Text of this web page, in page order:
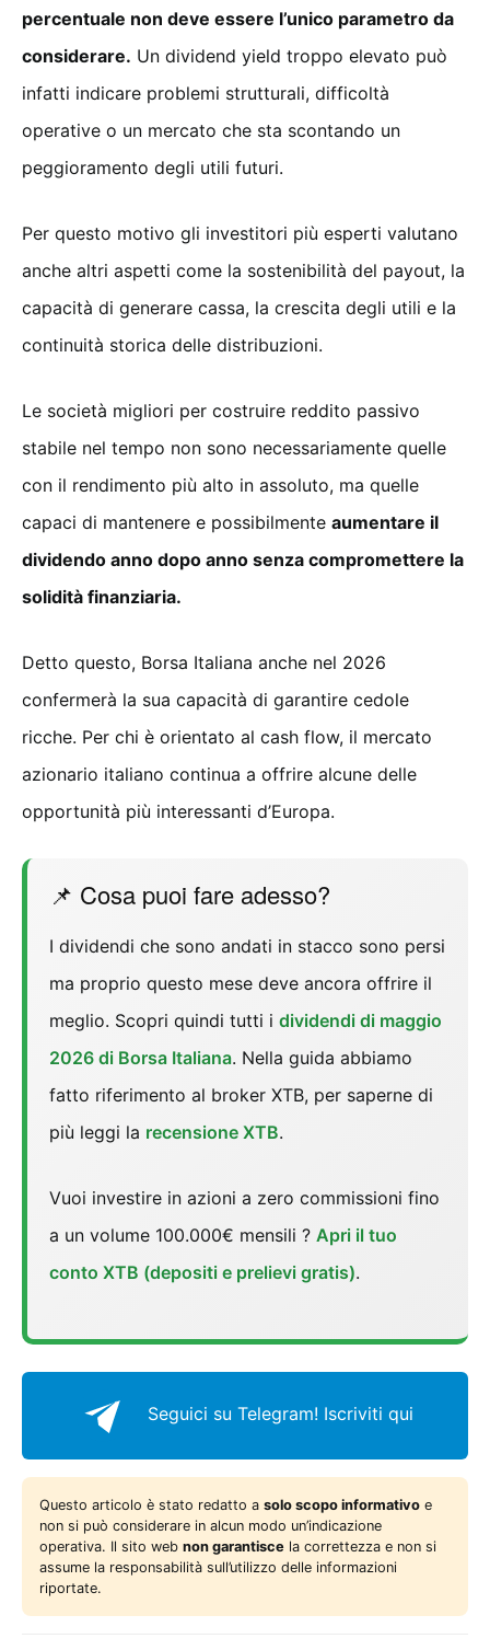
percentuale non deve essere l’unico parametro da
considerare. Un dividend yield troppo elevato può
infatti indicare problemi strutturali, difficoltà
operative o un mercato che sta scontando un
peggioramento degli utili futuri.
Per questo motivo gli investitori più esperti valutano
anche altri aspetti come la sostenibilità del payout, la
capacità di generare cassa, la crescita degli utili e la
continuità storica delle distribuzioni.
Le società migliori per costruire reddito passivo
stabile nel tempo non sono necessariamente quelle
con il rendimento più alto in assoluto, ma quelle
capaci di mantenere e possibilmente aumentare il
dividendo anno dopo anno senza compromettere la
solidità finanziaria.
Detto questo, Borsa Italiana anche nel 2026
confermerà la sua capacità di garantire cedole
ricche. Per chi è orientato al cash flow, il mercato
azionario italiano continua a offrire alcune delle
opportunità più interessanti d’Europa.
📌 Cosa puoi fare adesso?
I dividendi che sono andati in stacco sono persi
ma proprio questo mese deve ancora offrire il
meglio. Scopri quindi tutti i dividendi di maggio
2026 di Borsa Italiana. Nella guida abbiamo
fatto riferimento al broker XTB, per saperne di
più leggi la recensione XTB.
Vuoi investire in azioni a zero commissioni fino
a un volume 100.000€ mensili ? Apri il tuo
conto XTB (depositi e prelievi gratis).
Seguici su Telegram! Iscriviti qui
Questo articolo è stato redatto a solo scopo informativo e
non si può considerare in alcun modo un’indicazione
operativa. Il sito web non garantisce la correttezza e non si
assume la responsabilità sull’utilizzo delle informazioni
riportate.